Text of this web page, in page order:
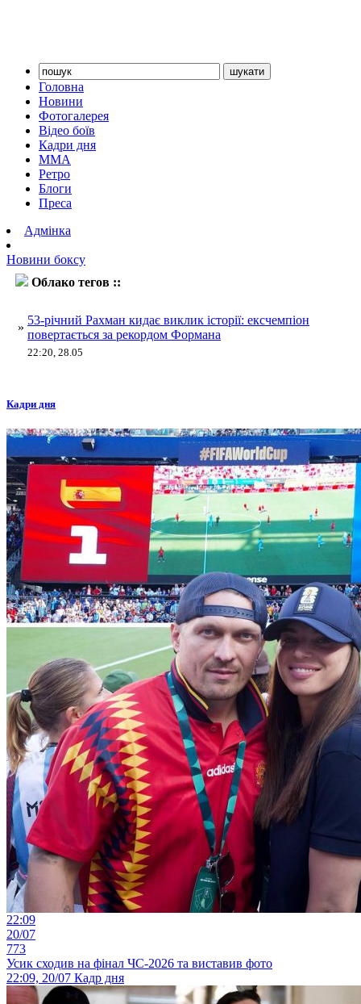
Головна
Новини
Фотогалерея
Відео боїв
Кадри дня
ММА
Ретро
Блоги
Преса
Адмінка
Новини боксу
Облако тегов ::
»
53-річний Рахман кидає виклик історії: ексчемпіон
повертається за рекордом Формана
22:20, 28.05
Кадри дня
22:09
20/07
773
Усик сходив на фінал ЧС-2026 та виставив фото
22:09, 20/07 Кадр дня